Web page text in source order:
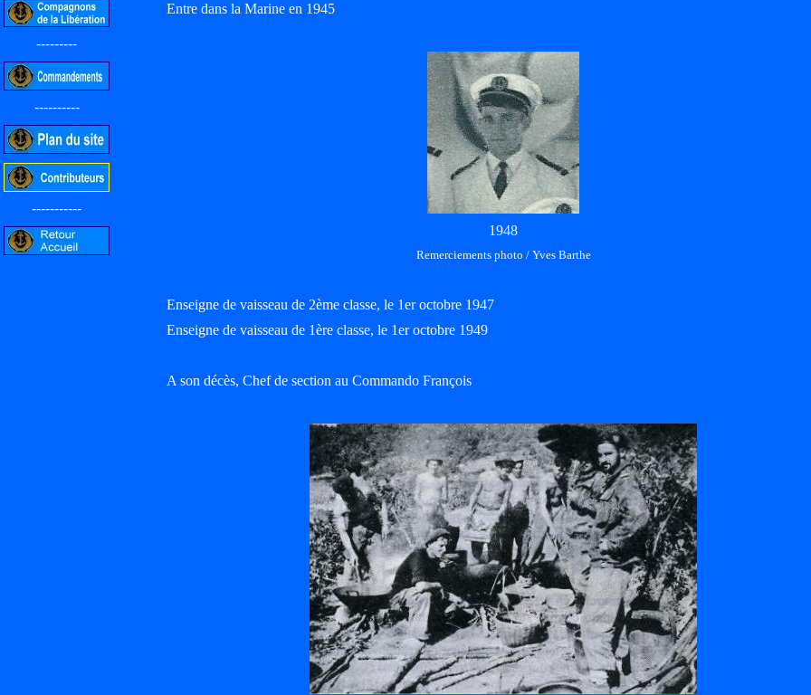
---------
----------
-----------
Entre dans la Marine en 1945
1948
Remerciements photo / Yves Barthe
Enseigne de vaisseau de 2ème classe, le 1er octobre 1947
Enseigne de vaisseau de 1ère classe, le 1er octobre 1949
A son décès, Chef de section au Commando François